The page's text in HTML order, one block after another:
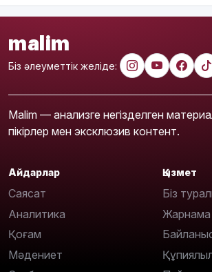
malim
Біз әлеуметтік желіде:
Malim — анализге негізделген
пікірлер мен эксклюзив контент.
Айдарлар
Саясат
Аналитика
Қоғам
Мәдениет
Қызмет
Біз
Жарнама